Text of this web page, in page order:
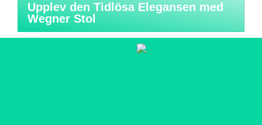
Upplev den Tidlösa Elegansen med
Wegner Stol